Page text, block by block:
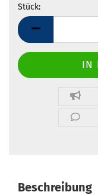
Stück:
Stück
Beschreibung